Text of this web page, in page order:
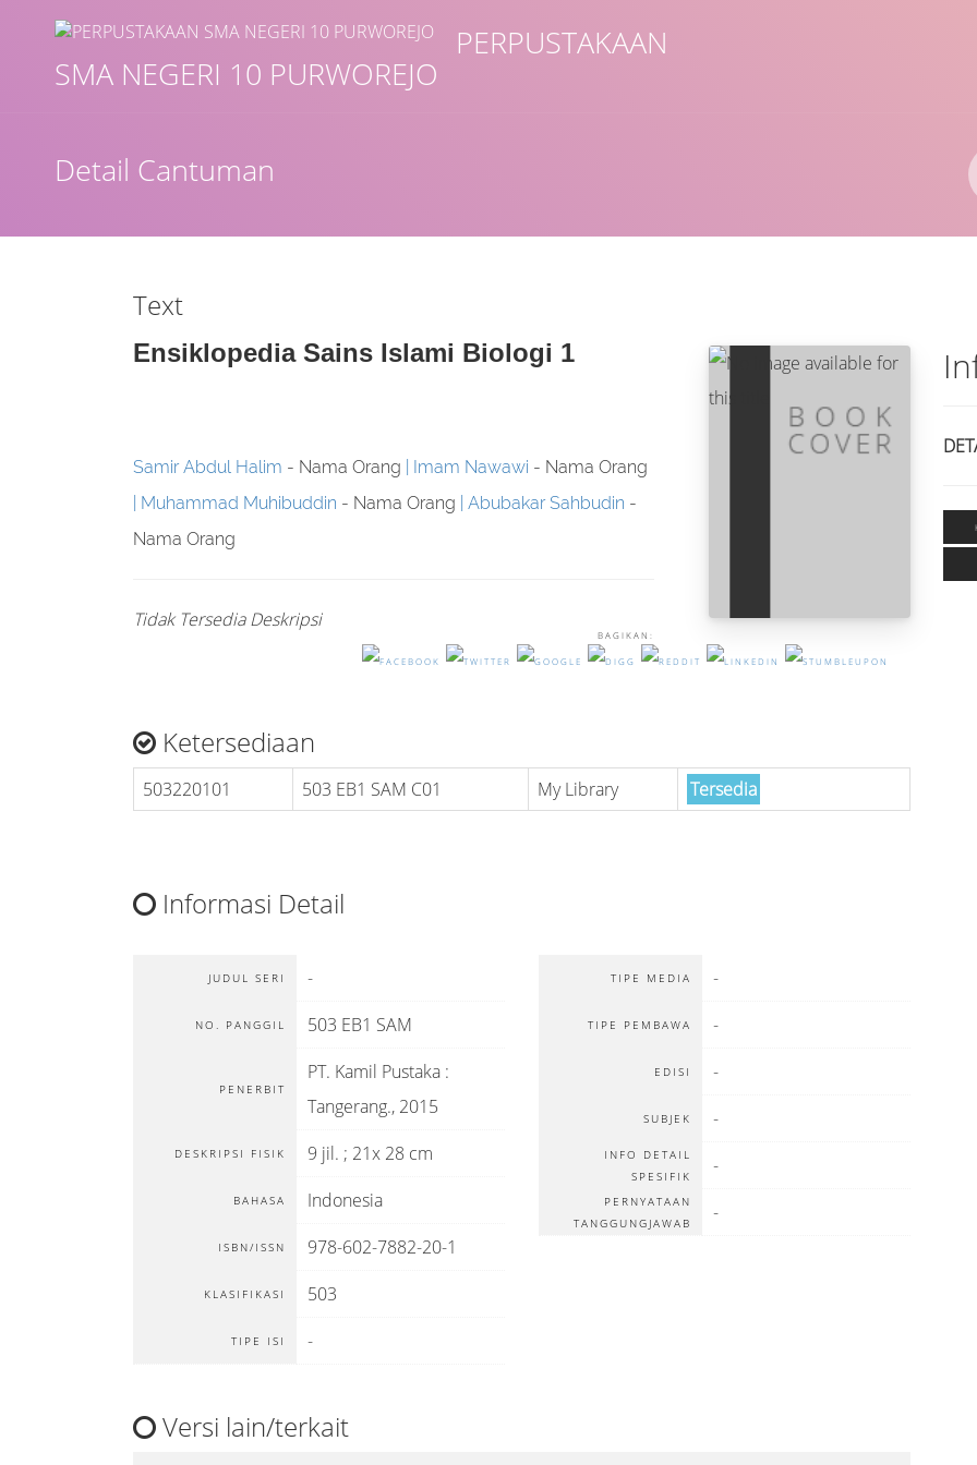
PERPUSTAKAAN
SMA NEGERI 10 PURWOREJO
Detail Cantuman
Text
Ensiklopedia Sains Islami Biologi 1
BAGIKAN:
Samir Abdul Halim - Nama Orang Imam Nawawi - Nama Orang
Muhammad Muhibuddin - Nama Orang Abubakar Sahbudin -
Nama Orang
Tidak Tersedia Deskripsi
Ketersediaan
503220101 503 EB1 SAM C01 My Library Tersedia
Informasi Detail
JUDUL SERI -
NO. PANGGIL 503 EB1 SAM
PENERBIT
PT. Kamil Pustaka :
Tangerang., 2015
DESKRIPSI FISIK 9 jil. ; 21x 28 cm
BAHASA Indonesia
ISBN/ISSN 978-602-7882-20-1
KLASIFIKASI 503
TIPE ISI -
TIPE MEDIA -
TIPE PEMBAWA -
EDISI -
SUBJEK -
INFO DETAIL
SPESIFIK
-
PERNYATAAN
TANGGUNGJAWAB
-
Versi lain/terkait